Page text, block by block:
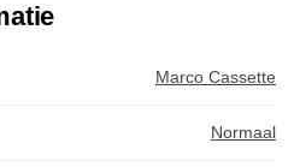
Marco Cassette
Normaal